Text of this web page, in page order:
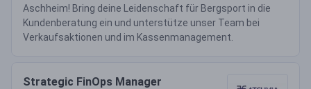
Aschheim! Bring deine Leidenschaft für Bergsport in die
Kundenberatung ein und unterstütze unser Team bei
Verkaufsaktionen und im Kassenmanagement.
Strategic FinOps Manager